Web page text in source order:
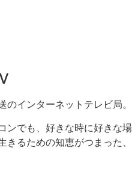
インターネットテレビ局。
ンでも、好きな時に好きな場
きるための知恵がつまった、